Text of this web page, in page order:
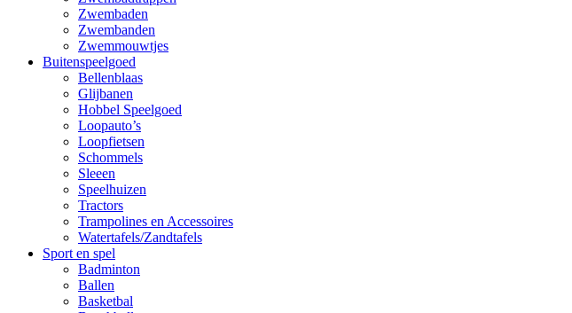
Zwembaden
Zwembanden
Zwemmouwtjes
Buitenspeelgoed
Bellenblaas
Glijbanen
Hobbel Speelgoed
Loopauto’s
Loopfietsen
Schommels
Sleeen
Speelhuizen
Tractors
Trampolines en Accessoires
Watertafels/Zandtafels
Sport en spel
Badminton
Ballen
Basketbal